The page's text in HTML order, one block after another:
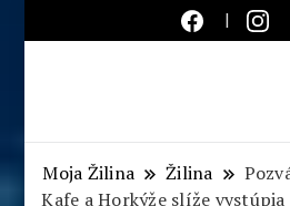
Slovensko
Moja Žilina Žilina
Kafe a Horkýže slíže vystúpia